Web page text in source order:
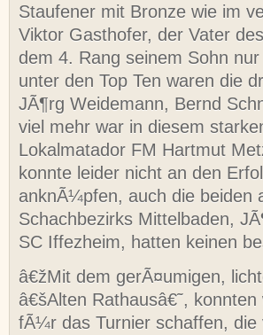
Staufener mit Bronze wie im
Viktor Gasthofer, der Vater
dem 4. Rang seinem Sohn
unter den Top Ten waren die
JÃ¶rg Weidemann, Bernd
viel mehr war in diesem
Lokalmatador FM Hartmut
konnte leider nicht an den
anknÃ¼pfen, auch die beiden
Schachbezirks Mittelbaden,
SC Iffezheim, hatten keinen
â€žMit dem gerÃ¤umigen,
â€šAlten Rathausâ€˜,
fÃ¼r das Turnier schaffen, die